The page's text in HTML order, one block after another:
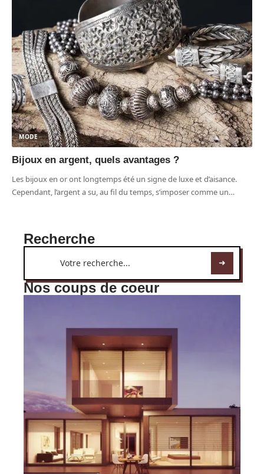
MODE
Bijoux en argent, quels avantages ?
Les bijoux en or ont longtemps été un signe de luxe et d’aisance.
Cependant, l’argent a su, au fil du temps, s’imposer comme un…
Recherche
Nos coups de coeur